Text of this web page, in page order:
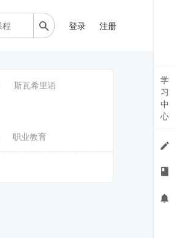
登录 注册
斯瓦希里语
职业教育
学
习
中
心